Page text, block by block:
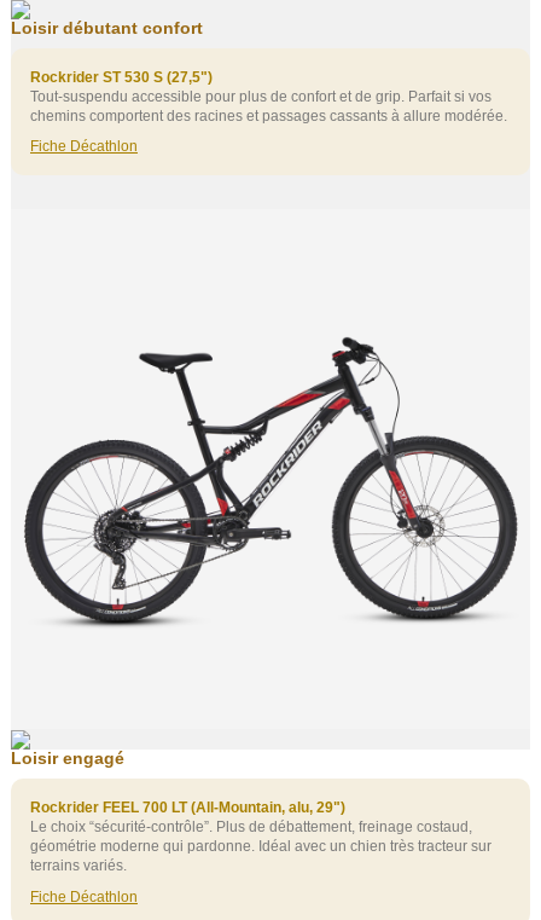
Loisir débutant confort
Rockrider ST 530 S (27,5")
Tout‑suspendu accessible pour plus de confort et de grip. Parfait si vos
chemins comportent des racines et passages cassants à allure modérée.
Fiche Décathlon
Loisir engagé
Rockrider FEEL 700 LT (All‑Mountain, alu, 29")
Le choix “sécurité‑contrôle”. Plus de débattement, freinage costaud,
géométrie moderne qui pardonne. Idéal avec un chien très tracteur sur
terrains variés.
Fiche Décathlon